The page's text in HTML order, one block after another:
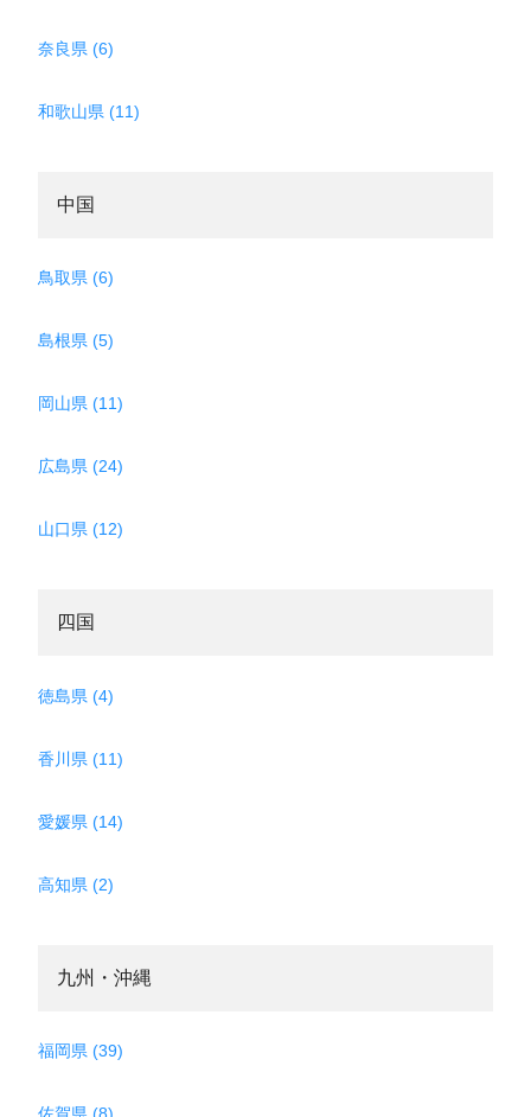
奈良県 (6)
和歌山県 (11)
中国
鳥取県 (6)
島根県 (5)
岡山県 (11)
広島県 (24)
山口県 (12)
四国
徳島県 (4)
香川県 (11)
愛媛県 (14)
高知県 (2)
九州・沖縄
福岡県 (39)